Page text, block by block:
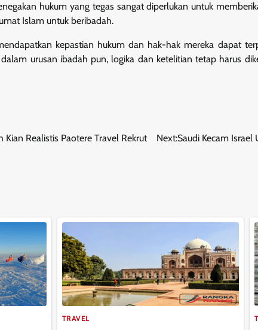
hukum yang tegas sangat diperlukan untuk
Islam untuk beribadah.
kepastian hukum dan hak-hak mereka dapat
urusan ibadah pun, logika dan ketelitian tetap harus
Kian Realistis Paotere Travel Rekrut
Next:Saudi Kecam Israel
TRAVEL